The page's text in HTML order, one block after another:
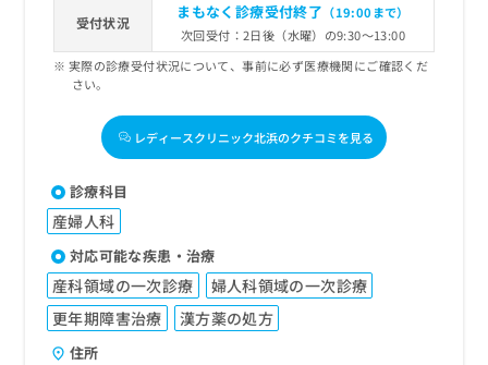
受付状況
まもなく診療受付終了 （19:00まで）
次回受付：2日後（水曜）の9:30～13:00
実際の診療受付状況について、事前に必ず医療機関にご確認くだ
さい。
レディースクリニック北浜のクチコミを見る
診療科目
産婦人科
対応可能な疾患・治療
産科領域の一次診療
婦人科領域の一次診療
更年期障害治療
漢方薬の処方
住所